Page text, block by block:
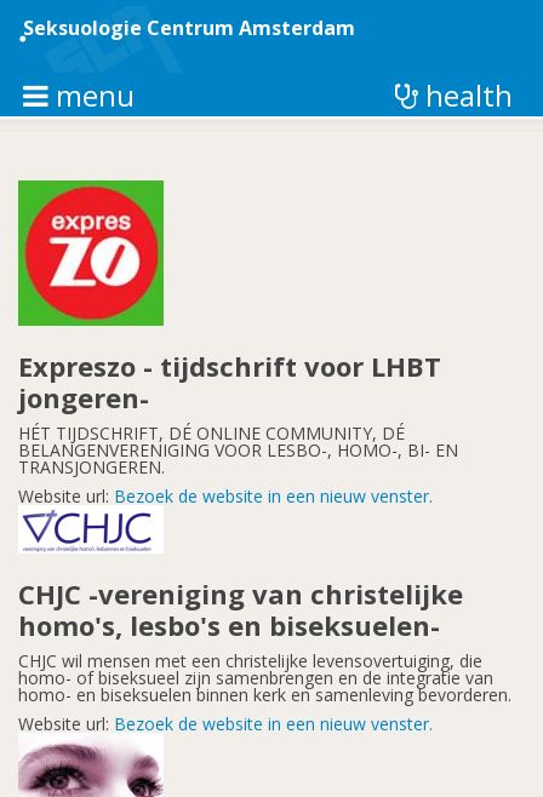
naar
gaan
Seksuologie Centrum Amsterdam
menu health
Expreszo - tijdschrift voor LHBT
jongeren-
HÉT TIJDSCHRIFT, DÉ ONLINE COMMUNITY, DÉ
BELANGENVERENIGING VOOR LESBO-, HOMO-, BI- EN
TRANSJONGEREN.
Website url: Bezoek de website in een nieuw venster.
CHJC -vereniging van christelijke
homo's, lesbo's en biseksuelen-
CHJC wil mensen met een christelijke levensovertuiging, die
homo- of biseksueel zijn samenbrengen en de integratie van
homo- en biseksuelen binnen kerk en samenleving bevorderen.
Website url: Bezoek de website in een nieuw venster.